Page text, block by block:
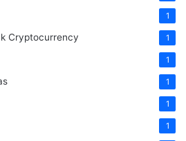
1
Cryptocurrency 1
1
1
1
1